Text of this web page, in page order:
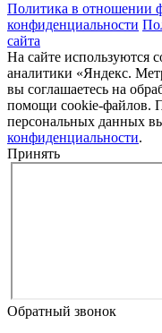
Политика в отношении
конфиденциальности
сайта
На сайте используются
аналитики «Яндекс.
вы соглашаетесь на
помощи cookie-файлов.
персональных данных
конфиденциальности.
Принять
Обратный звонок